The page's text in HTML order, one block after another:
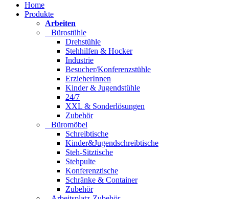
Home
Produkte
Arbeiten
Bürostühle
Drehstühle
Stehhilfen & Hocker
Industrie
Besucher/Konferenzstühle
ErzieherInnen
Kinder & Jugendstühle
24/7
XXL & Sonderlösungen
Zubehör
Büromöbel
Schreibtische
Kinder&Jugendschreibtische
Steh-Sitztische
Stehpulte
Konferenztische
Schränke & Container
Zubehör